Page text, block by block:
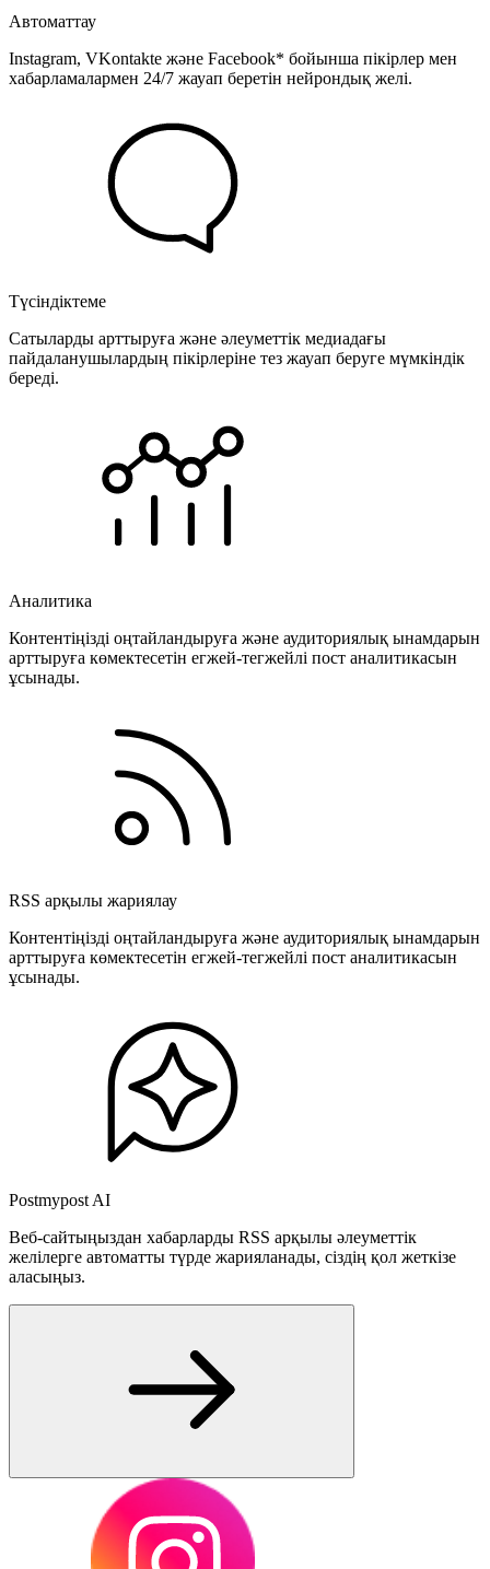
Автоматтау
Instagram, VKontakte және Facebook* бойынша пікірлер мен
хабарламалармен 24/7 жауап беретін нейрондық желі.
Түсіндіктеме
Сатыларды арттыруға және әлеуметтік медиадағы
пайдаланушылардың пікірлеріне тез жауап беруге мүмкіндік
береді.
Аналитика
Контентіңізді оңтайландыруға және аудиториялық ынамдарын
арттыруға көмектесетін егжей-тегжейлі пост аналитикасын
ұсынады.
RSS арқылы жариялау
Контентіңізді оңтайландыруға және аудиториялық ынамдарын
арттыруға көмектесетін егжей-тегжейлі пост аналитикасын
ұсынады.
Postmypost AI
Веб-сайтыңыздан хабарларды RSS арқылы әлеуметтік
желілерге автоматты түрде жарияланады, сіздің қол жеткізе
аласыңыз.